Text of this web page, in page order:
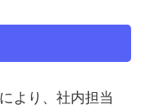
より、社内担当